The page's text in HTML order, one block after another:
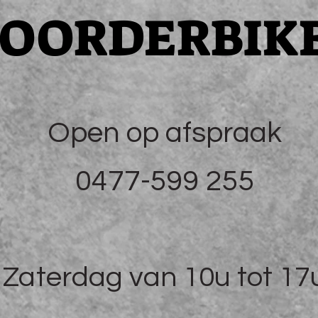
Open op afspraak
0477-599 255
Zaterdag van 10u tot